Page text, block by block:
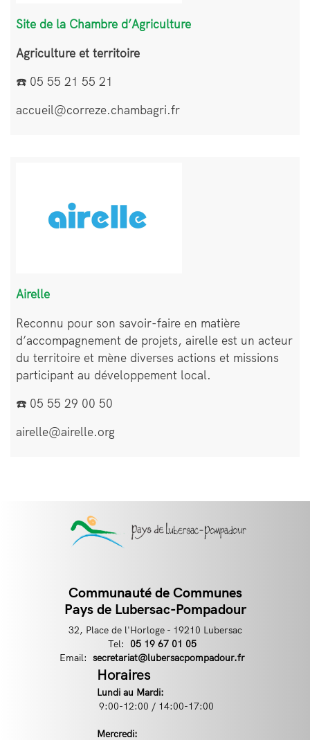
Site de la Chambre d’Agriculture
Agriculture et territoire
☎️ 05 55 21 55 21
accueil@correze.chambagri.fr
Airelle
Reconnu pour son savoir-faire en matière
d’accompagnement de projets, airelle est un acteur
du territoire et mène diverses actions et missions
participant au développement local.
☎️ 05 55 29 00 50
airelle@airelle.org
Contact
Communauté de Communes
Pays de Lubersac-Pompadour
32, Place de l'Horloge - 19210 Lubersac
Tel:
Téléphone
05 19 67 01 05
Email: Email
secretariat@lubersacpompadour.fr
Horaires
Lundi au Mardi:
9:00-12:00 / 14:00-17:00
Mercredi: